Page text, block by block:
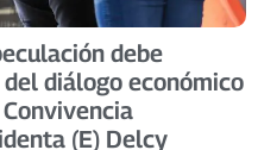
debe
diálogo económico
(E) Delcy